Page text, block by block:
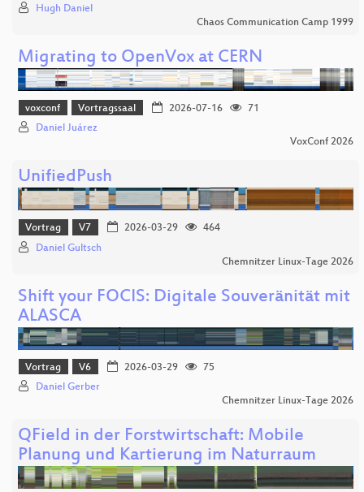
Hugh Daniel
Chaos Communication Camp 1999
Migrating to OpenVox at CERN
voxconf Vortragssaal 2026-07-16
71
Daniel Juárez
VoxConf 2026
UnifiedPush
Vortrag V7 2026-03-29
464
Daniel Gultsch
Chemnitzer Linux-Tage 2026
Shift your FOCIS: Digitale Souveränität mit
ALASCA
Vortrag V6 2026-03-29
75
Daniel Gerber
Chemnitzer Linux-Tage 2026
QField in der Forstwirtschaft: Mobile
Planung und Kartierung im Naturraum